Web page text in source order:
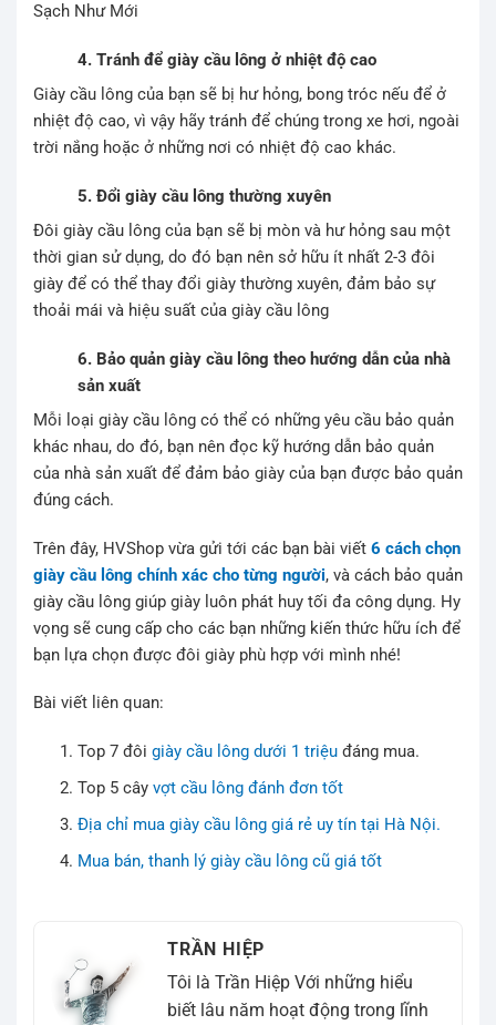
Sạch Như Mới
4. Tránh để giày cầu lông ở nhiệt độ cao
Giày cầu lông của bạn sẽ bị hư hỏng, bong tróc nếu để ở
nhiệt độ cao, vì vậy hãy tránh để chúng trong xe hơi, ngoài
trời nắng hoặc ở những nơi có nhiệt độ cao khác.
5. Đổi giày cầu lông thường xuyên
Đôi giày cầu lông của bạn sẽ bị mòn và hư hỏng sau một
thời gian sử dụng, do đó bạn nên sở hữu ít nhất 2-3 đôi
giày để có thể thay đổi giày thường xuyên, đảm bảo sự
thoải mái và hiệu suất của giày cầu lông
6. Bảo quản giày cầu lông theo hướng dẫn của nhà
sản xuất
Mỗi loại giày cầu lông có thể có những yêu cầu bảo quản
khác nhau, do đó, bạn nên đọc kỹ hướng dẫn bảo quản
của nhà sản xuất để đảm bảo giày của bạn được bảo quản
đúng cách.
Trên đây, HVShop vừa gửi tới các bạn bài viết 6 cách chọn
giày cầu lông chính xác cho từng người, và cách bảo quản
giày cầu lông giúp giày luôn phát huy tối đa công dụng. Hy
vọng sẽ cung cấp cho các bạn những kiến thức hữu ích để
bạn lựa chọn được đôi giày phù hợp với mình nhé!
Bài viết liên quan:
Top 7 đôi giày cầu lông dưới 1 triệu đáng mua.
Top 5 cây vợt cầu lông đánh đơn tốt
Địa chỉ mua giày cầu lông giá rẻ uy tín tại Hà Nội.
Mua bán, thanh lý giày cầu lông cũ giá tốt
TRẦN HIỆP
Tôi là Trần Hiệp Với những hiểu
biết lâu năm hoạt động trong lĩnh